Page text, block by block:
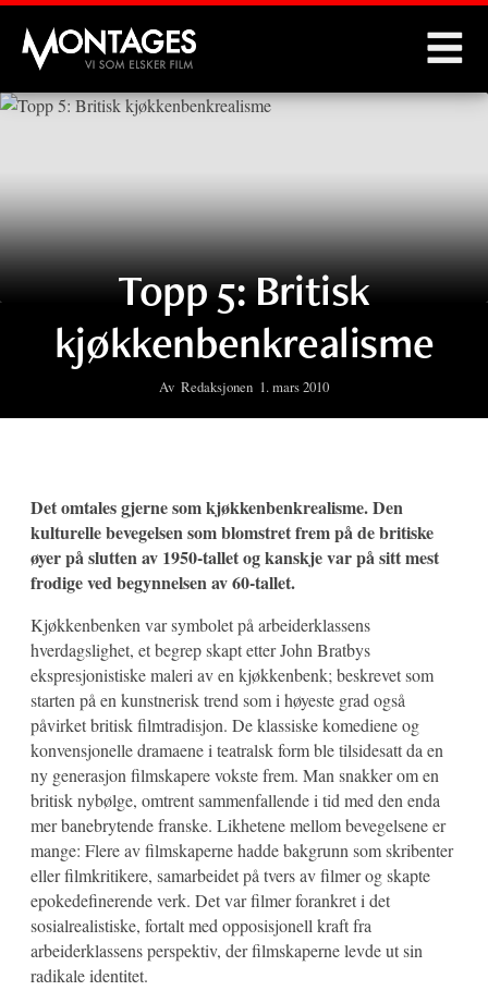
Montages
Topp 5: Britisk
kjøkkenbenkrealisme
Av Redaksjonen 1. mars 2010
Det omtales gjerne som kjøkkenbenkrealisme. Den
kulturelle bevegelsen som blomstret frem på de britiske
øyer på slutten av 1950-tallet og kanskje var på sitt mest
frodige ved begynnelsen av 60-tallet.
Kjøkkenbenken var symbolet på arbeiderklassens
hverdagslighet, et begrep skapt etter John Bratbys
ekspresjonistiske maleri av en kjøkkenbenk; beskrevet som
starten på en kunstnerisk trend som i høyeste grad også
påvirket britisk filmtradisjon. De klassiske komediene og
konvensjonelle dramaene i teatralsk form ble tilsidesatt da en
ny generasjon filmskapere vokste frem. Man snakker om en
britisk nybølge, omtrent sammenfallende i tid med den enda
mer banebrytende franske. Likhetene mellom bevegelsene er
mange: Flere av filmskaperne hadde bakgrunn som skribenter
eller filmkritikere, samarbeidet på tvers av filmer og skapte
epokedefinerende verk. Det var filmer forankret i det
sosialrealistiske, fortalt med opposisjonell kraft fra
arbeiderklassens perspektiv, der filmskaperne levde ut sin
radikale identitet.